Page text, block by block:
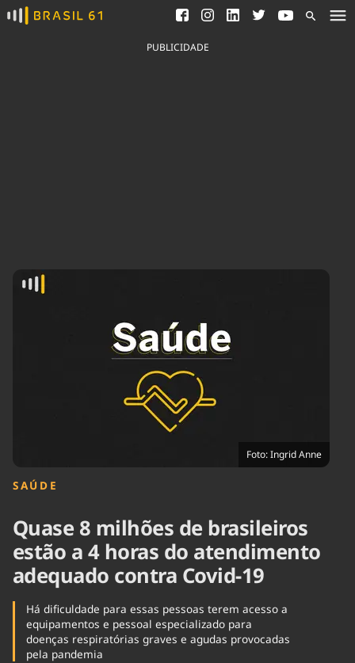
Ver todas as notícias
Saneamento
Indicadores
Agronegócios
Economia
Educação
Infraestrutura
Internacional
Política
Saúde
Tempo
PUBLICIDADE
Foto: Ingrid Anne
SAÚDE
Quase 8 milhões de brasileiros
estão a 4 horas do atendimento
adequado contra Covid-19
Há dificuldade para essas pessoas terem acesso a
equipamentos e pessoal especializado para
doenças respiratórias graves e agudas provocadas
pela pandemia